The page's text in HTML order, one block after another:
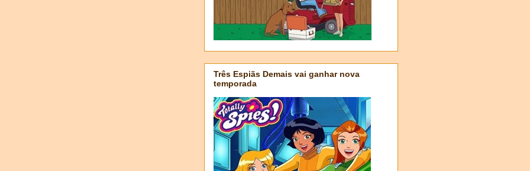
Três Espiãs Demais vai ganhar nova
temporada